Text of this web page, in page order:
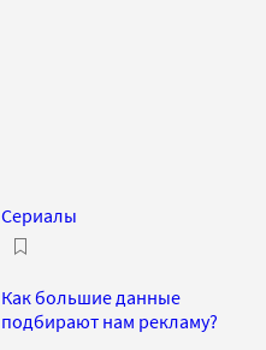
Сериалы
Как большие данные
подбирают нам рекламу?